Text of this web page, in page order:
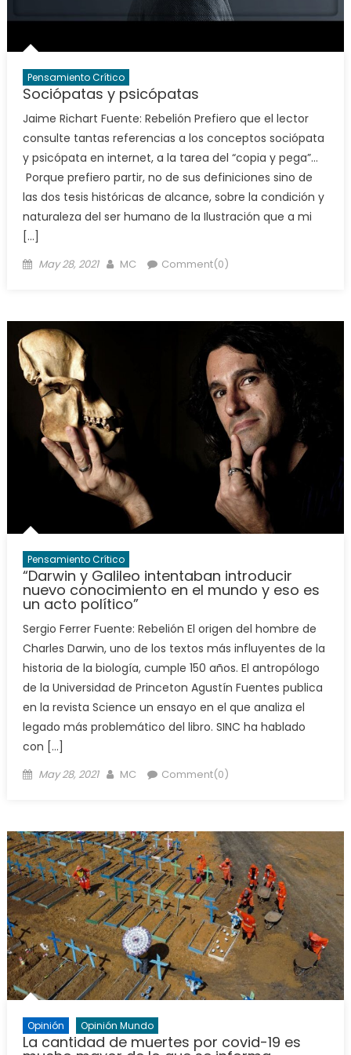
Pensamiento Crítico
Sociópatas y psicópatas
Jaime Richart Fuente: Rebelión Prefiero que el lector
consulte tantas referencias a los conceptos sociópata
y psicópata en internet, a la tarea del “copia y pega”…
Porque prefiero partir, no de sus definiciones sino de
las dos tesis históricas de alcance, sobre la condición y
naturaleza del ser humano de la Ilustración que a mi
[…]
Posted
May 28, 2021 Author
MC Comment(0)
Pensamiento Crítico
“Darwin y Galileo intentaban introducir
nuevo conocimiento en el mundo y eso es
un acto político”
Sergio Ferrer Fuente: Rebelión El origen del hombre de
Charles Darwin, uno de los textos más influyentes de la
historia de la biología, cumple 150 años. El antropólogo
de la Universidad de Princeton Agustín Fuentes publica
en la revista Science un ensayo en el que analiza el
legado más problemático del libro. SINC ha hablado
con […]
Posted
May 28, 2021 Author
MC Comment(0)
Opinión Opinión Mundo
La cantidad de muertes por covid-19 es